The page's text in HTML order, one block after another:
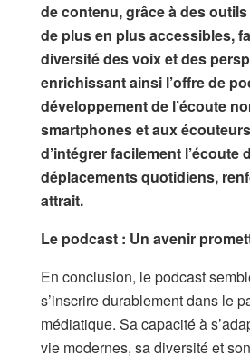
de contenu, grâce à des
de plus en plus accessibles,
diversité des voix et des
enrichissant ainsi l’offre de
développement de l’écoute
smartphones et aux
d’intégrer facilement l’écoute
déplacements quotidiens,
attrait.
Le podcast : Un avenir
En conclusion, le podcast
s’inscrire durablement dans le
médiatique. Sa capacité à
vie modernes, sa diversité et